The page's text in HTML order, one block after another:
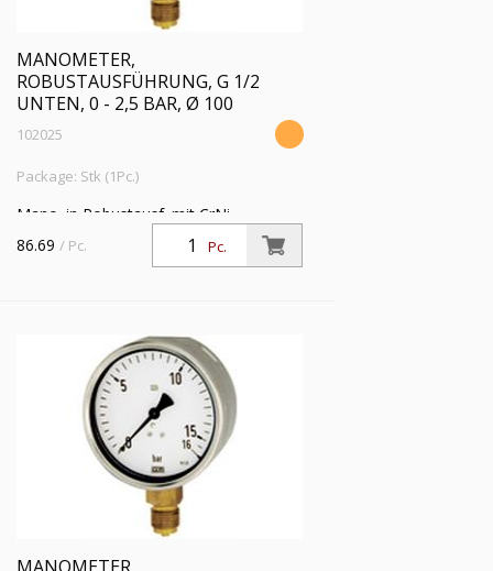
MANOMETER,
ROBUSTAUSFÜHRUNG, G 1/2
UNTEN, 0 - 2,5 BAR, Ø 100
102025
Package: Stk (1Pc.)
Mano. in Robustausf. mit CrNi-
Stahlgeh., Anschluss radial unten, G 1/2,
Typ 212.20, Güteklasse 1,0, Messber. 0
Pc.
86.69 / Pc.